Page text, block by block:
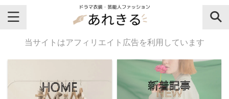
＼芸能人名・ドラマ名で検索♪／
気になるドラマ名や芸能人名でおし
当サイトはアフィリエイト広告を利用しています